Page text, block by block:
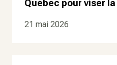
Québec pour viser
21 mai 2026